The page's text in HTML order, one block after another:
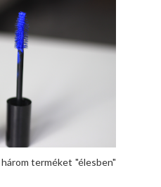
terméket "élesben"